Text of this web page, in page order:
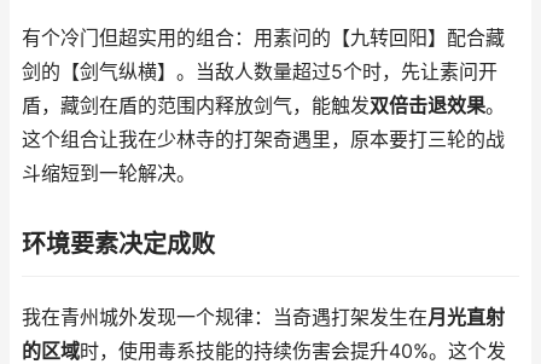
有个冷门但超实用的组合：用素问的【九转回阳】配合藏
剑的【剑气纵横】。当敌人数量超过5个时，先让素问开
盾，藏剑在盾的范围内释放剑气，能触发双倍击退效果。
这个组合让我在少林寺的打架奇遇里，原本要打三轮的战
斗缩短到一轮解决。
环境要素决定成败
我在青州城外发现一个规律：当奇遇打架发生在月光直射
的区域时，使用毒系技能的持续伤害会提升40%。这个发